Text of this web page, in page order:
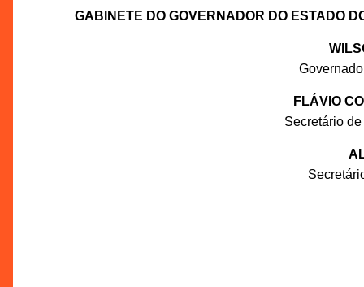
GABINETE DO GOVERNADOR DO ESTADO
FLÁVIO
Secretário